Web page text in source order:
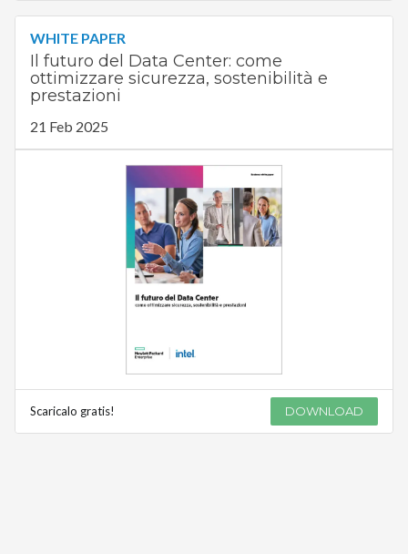
WHITE PAPER
Il futuro del Data Center: come
ottimizzare sicurezza, sostenibilità e
prestazioni
21 Feb 2025
Scaricalo gratis! DOWNLOAD